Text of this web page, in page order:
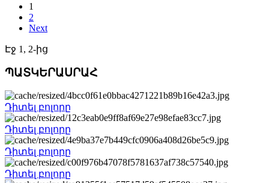
1
2
Next
Էջ 1, 2-ից
ՊԱՏԿԵՐԱՍՐԱՀ
Դիտել բոլորը
Դիտել բոլորը
Դիտել բոլորը
Դիտել բոլորը